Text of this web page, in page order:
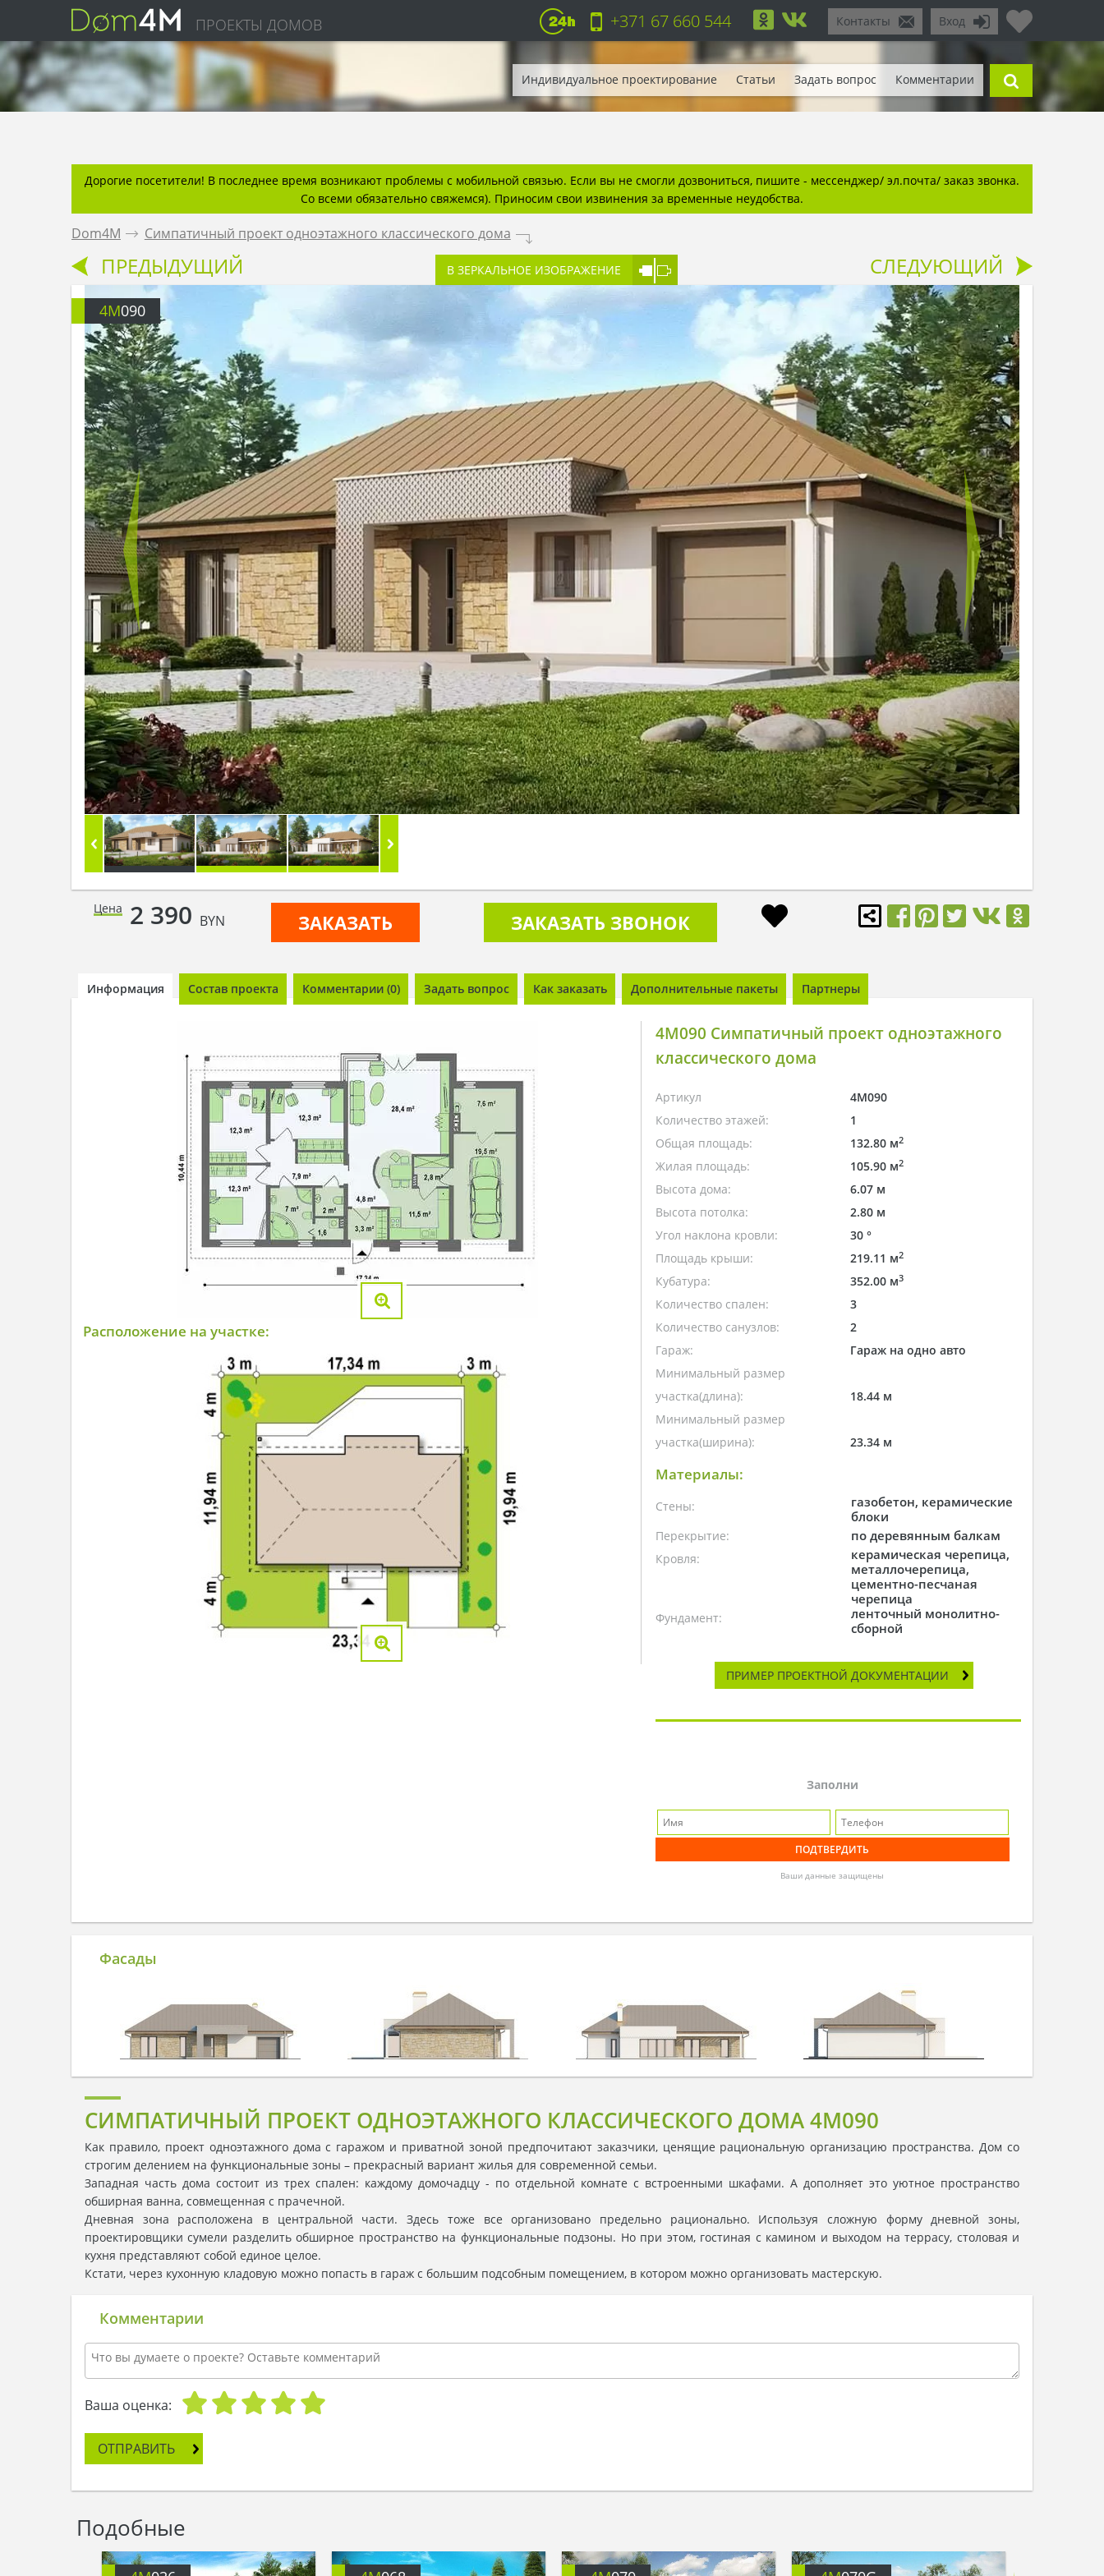
ПРОЕКТЫ ДОМОВ Вход
Контакты
+371 67 660 544
Индивидуальное проектирование Статьи Задать вопрос Комментарии
Дорогие посетители! В последнее время возникают проблемы с мобильной связью. Если вы не смогли дозвониться, пишите - мессенджер/ эл.почта/ заказ звонка.
Со всеми обязательно свяжемся). Приносим свои извинения за временные неудобства.
Dom4M . Симпатичный проект одноэтажного классического дома .
ПРЕДЫДУЩИЙ В ЗЕРКАЛЬНОЕ ИЗОБРАЖЕНИЕ СЛЕДУЮЩИЙ
4M090
Цена 2 390 BYN ЗАКАЗАТЬ ЗАКАЗАТЬ ЗВОНОК
Информация Состав проекта Комментарии (0) Задать вопрос Как заказать Дополнительные пакеты Партнеры
Расположение на участке:
4M090 Симпатичный проект одноэтажного
классического дома
Артикул
4M090
Количество этажей:
1
Общая площадь:
132.80 м2
Жилая площадь: 105.90 м2
Высота дома:
6.07 м
Высота потолка:
2.80 м
Угол наклона кровли:
30 °
Площадь крыши:
219.11 м2
Кубатура: 352.00 м3
Количество спален:
3
Количество санузлов:
2
Гараж:
Гараж на одно авто
Минимальный размер
участка(длина):
18.44 м
Минимальный размер
участка(ширина):
23.34 м
Материалы:
Стены:
газобетон, керамические
блоки
Перекрытие: по деревянным балкам
Кровля:
керамическая черепица,
металлочерепица,
цементно-песчаная
черепица
Фундамент:
ленточный монолитно-
сборной
ПРИМЕР ПРОЕКТНОЙ ДОКУМЕНТАЦИИ
Заполни
Ваши данные защищены
Фасады
СИМПАТИЧНЫЙ ПРОЕКТ ОДНОЭТАЖНОГО КЛАССИЧЕСКОГО ДОМА 4M090
Как правило, проект одноэтажного дома с гаражом и приватной зоной предпочитают заказчики, ценящие рациональную организацию пространства. Дом со
строгим делением на функциональные зоны – прекрасный вариант жилья для современной семьи.
Западная часть дома состоит из трех спален: каждому домочадцу - по отдельной комнате с встроенными шкафами. А дополняет это уютное пространство
обширная ванна, совмещенная с прачечной.
Дневная зона расположена в центральной части. Здесь тоже все организовано предельно рационально. Используя сложную форму дневной зоны,
проектировщики сумели разделить обширное пространство на функциональные подзоны. Но при этом, гостиная с камином и выходом на террасу, столовая и
кухня представляют собой единое целое.
Кстати, через кухонную кладовую можно попасть в гараж с большим подсобным помещением, в котором можно организовать мастерскую.
Комментарии
Ваша оценка:
ОТПРАВИТЬ
Подобные